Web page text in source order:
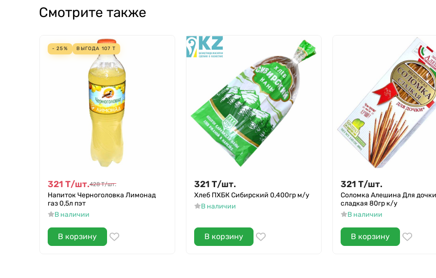
Смотрите также
- 25% ВЫГОДА 107 Т
321 Т/шт.428 Т/шт.
Напиток Черноголовка Лимонад
газ 0,5л пэт
В наличии
В корзину
321 Т/шт.
Хлеб ПХБК Сибирский 0,400гр м/у
В наличии
В корзину
321 Т/шт.
Соломка Алешина Для дочки
сладкая 80гр к/у
В наличии
В корзину